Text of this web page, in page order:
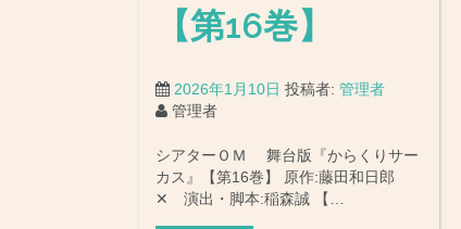
【第16巻】
2026年1月10日 投稿者: 管理者
管理者
シアターＯＭ 舞台版『からくりサー
カス』【第16巻】 原作:藤田和日郎
✕ 演出・脚本:稲森誠 【…